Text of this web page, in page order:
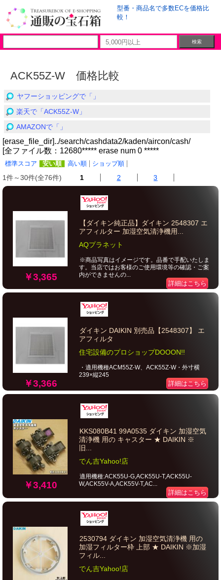
型番・商品名で多数ECを価格比
較！
ACK55Z-W 価格比較
ヤフーショッピングで「」
楽天で「ACK55Z-W」
AMAZONで「」
[erase_file_dir]../search/cashdata2/kaden/aircon/cash/
[全ファイル数：12680***** erase num 0 *****
標準スコア 安い順 高い順 ショップ順
1件～30件(全76件) 1 2 3
￥3,365
【ダイキン純正品】ダイキン 2548307 エ
アフィルター 加湿空気清浄機用...
AQプラネット
※商品写真はイメージです。品番で手配いたしま
す。当店ではお客様のご使用環境等の確認・ご案
内ができませんの...
詳細はこちら
￥3,366
ダイキン DAIKIN 別売品【2548307】 エ
アフィルタ
住宅設備のプロショップDOOON!!
・適用機種ACM55Z-W、ACK55Z-W・外寸横
239×縦245
詳細はこちら
￥3,410
KKS080B41 99A0535 ダイキン 加湿空気
清浄機 用の キャスター ★ DAIKIN ※
旧...
でん吉Yahoo!店
適用機種:ACK55U-G,ACK55U-T,ACK55U-
W,ACK55V-A,ACK55V-T,AC...
詳細はこちら
2530794 ダイキン 加湿空気清浄機 用の
加湿フィルター枠 上部 ★ DAIKIN ※加湿
フィル...
でん吉Yahoo!店